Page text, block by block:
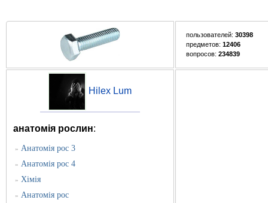
пользователей: 30398
предметов: 12406
вопросов: 234839
Hilex Lum
анатомія рослин:
» Анатомія рос 3
» Анатомія рос 4
» Хімія
» Анатомія рос